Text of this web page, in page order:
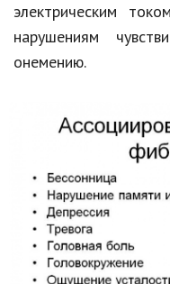
электрическим
нарушениям
онемению.